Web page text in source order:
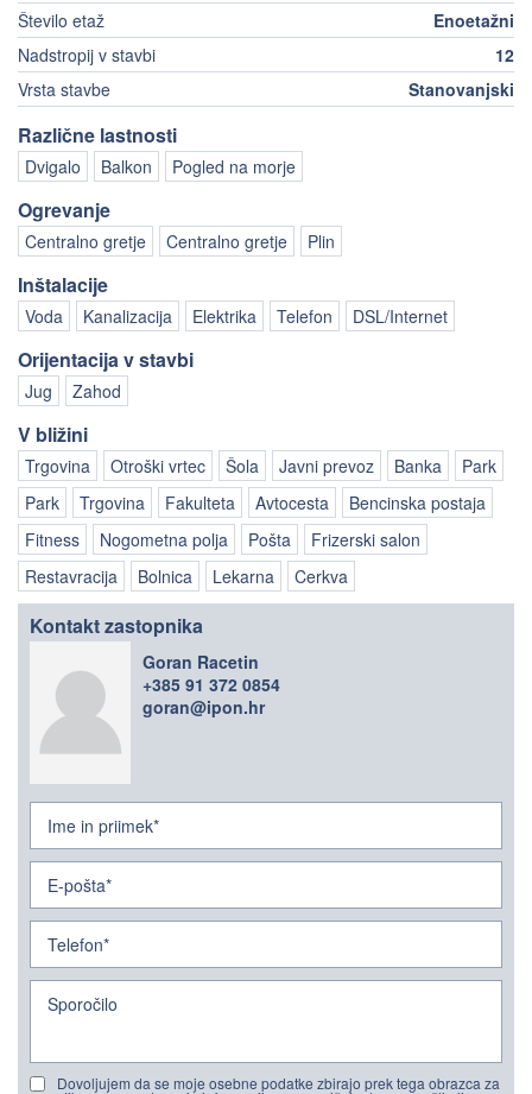
Število etaž
Enoetažni
Nadstropij v stavbi
12
Vrsta stavbe
Stanovanjski
Različne lastnosti
Dvigalo Balkon Pogled na morje
Ogrevanje
Centralno gretje Centralno gretje Plin
Inštalacije
Voda Kanalizacija Elektrika Telefon DSL/Internet
Orijentacija v stavbi
Jug Zahod
V bližini
Trgovina Otroški vrtec Šola Javni prevoz Banka
Park
Park
Trgovina Fakulteta Avtocesta
Bencinska postaja
Fitness
Nogometna polja Pošta
Frizerski salon
Restavracija
Bolnica Lekarna Cerkva
Kontakt zastopnika
Goran Racetin
+385 91 372 0854
goran@ipon.hr
Dovoljujem da se moje osebne podatke zbirajo prek tega obrazca za